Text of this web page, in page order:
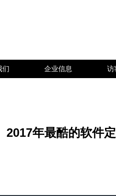
们 企业信息 访
2017年最酷的软件